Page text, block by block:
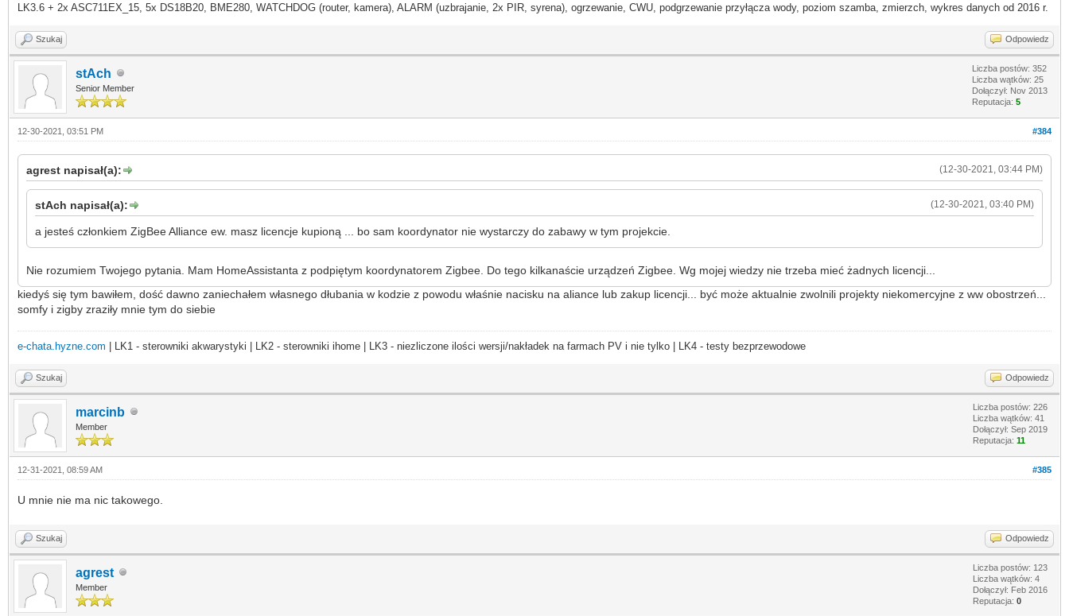
LK3.6 + 2x ASC711EX_15, 5x DS18B20, BME280, WATCHDOG (router, kamera), ALARM (uzbrajanie, 2x PIR, syrena), ogrzewanie, CWU, podgrzewanie przyłącza wody, poziom szamba, zmierzch, wykres danych od 2016 r.
Szukaj Odpowiedz
stAch
Senior Member
Liczba postów: 352
Liczba wątków: 25
Dołączył: Nov 2013
Reputacja: 5
#384
12-30-2021, 03:51 PM
(12-30-2021, 03:44 PM)
agrest napisał(a):
(12-30-2021, 03:40 PM)
stAch napisał(a):
a jesteś członkiem ZigBee Alliance ew. masz licencje kupioną ... bo sam koordynator nie wystarczy do zabawy w tym projekcie.
Nie rozumiem Twojego pytania. Mam HomeAssistanta z podpiętym koordynatorem Zigbee. Do tego kilkanaście urządzeń Zigbee. Wg mojej wiedzy nie trzeba mieć żadnych licencji...
kiedyś się tym bawiłem, dość dawno zaniechałem własnego dłubania w kodzie z powodu właśnie nacisku na aliance lub zakup licencji... być może aktualnie zwolnili projekty niekomercyjne z ww obostrzeń...
somfy i zigby zraziły mnie tym do siebie
e-chata.hyzne.com | LK1 - sterowniki akwarystyki | LK2 - sterowniki ihome | LK3 - niezliczone ilości wersji/nakładek na farmach PV i nie tylko | LK4 - testy bezprzewodowe
Szukaj Odpowiedz
marcinb
Member
Liczba postów: 226
Liczba wątków: 41
Dołączył: Sep 2019
Reputacja: 11
#385
12-31-2021, 08:59 AM
U mnie nie ma nic takowego.
Szukaj Odpowiedz
agrest
Member
Liczba postów: 123
Liczba wątków: 4
Dołączył: Feb 2016
Reputacja: 0